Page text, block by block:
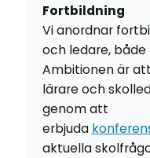
Fortbildning
Vi anordnar
och ledare,
Ambitionen är
lärare och
genom att
erbjuda
aktuella